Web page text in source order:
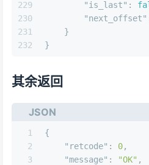
228
229
230
231
"last_id" :
"is_last":
1
2
"retcode" : 0,